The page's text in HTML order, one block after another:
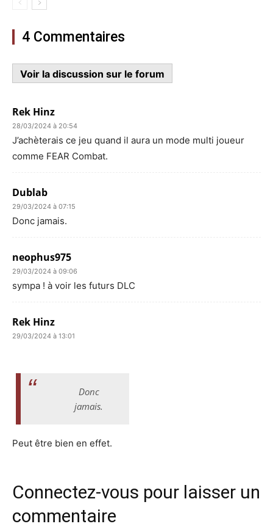
4 Commentaires
Voir la discussion sur le forum
Rek Hinz
28/03/2024 à 20:54
J’achèterais ce jeu quand il aura un mode multi joueur
comme FEAR Combat.
Dublab
29/03/2024 à 07:15
Donc jamais.
neophus975
29/03/2024 à 09:06
sympa ! à voir les futurs DLC
Rek Hinz
29/03/2024 à 13:01
Donc
jamais.
Peut être bien en effet.
Connectez-vous pour laisser un
commentaire